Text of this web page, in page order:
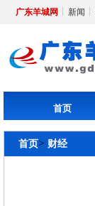
广东羊城网 新闻
首页
首页> 财经